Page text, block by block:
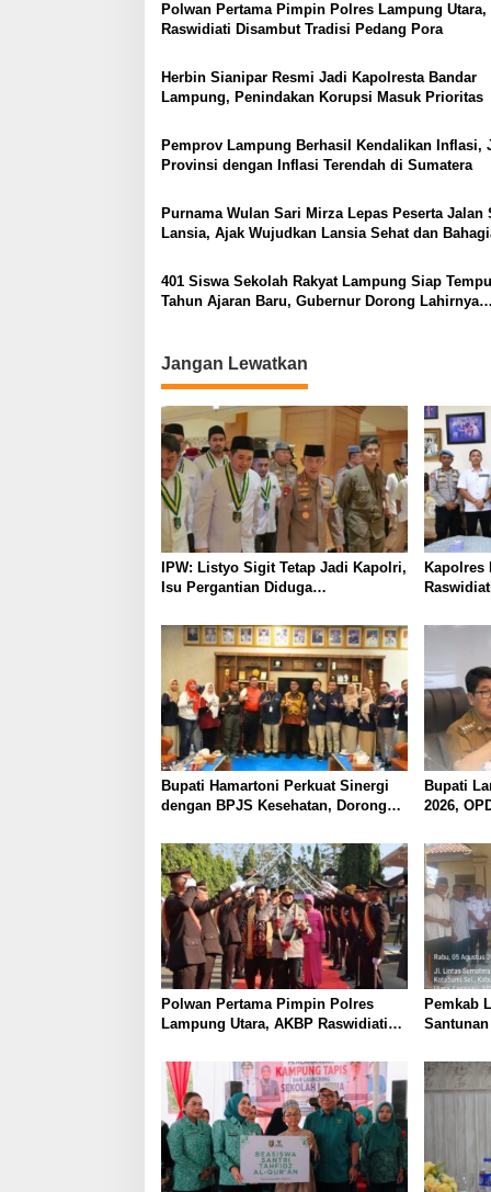
Polwan Pertama Pimpin Polres Lampung Utara,
Raswidiati Disambut Tradisi Pedang Pora
Herbin Sianipar Resmi Jadi Kapolresta Bandar
Lampung, Penindakan Korupsi Masuk Prioritas
Pemprov Lampung Berhasil Kendalikan Inflasi,
Provinsi dengan Inflasi Terendah di Sumatera
Purnama Wulan Sari Mirza Lepas Peserta Jalan
Lansia, Ajak Wujudkan Lansia Sehat dan
401 Siswa Sekolah Rakyat Lampung Siap
Tahun Ajaran Baru, Gubernur Dorong Lahirnya
Jangan Lewatkan
IPW: Listyo Sigit Tetap Jadi Kapolri,
Isu Pergantian Diduga
Adriansyah
Kapolres
dan Adat
Bupati Hamartoni Perkuat Sinergi
dengan BPJS Kesehatan, Dorong
dan Mudah
Bupati
2026,
Polwan Pertama Pimpin Polres
Lampung Utara, AKBP Raswidiati
Pemkab